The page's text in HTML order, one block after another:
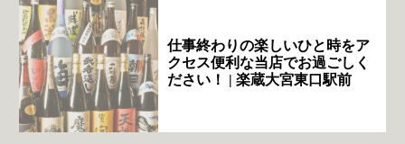
仕事終わりの楽しいひと時をア
クセス便利な当店でお過ごしく
ださい！ | 楽蔵大宮東口駅前